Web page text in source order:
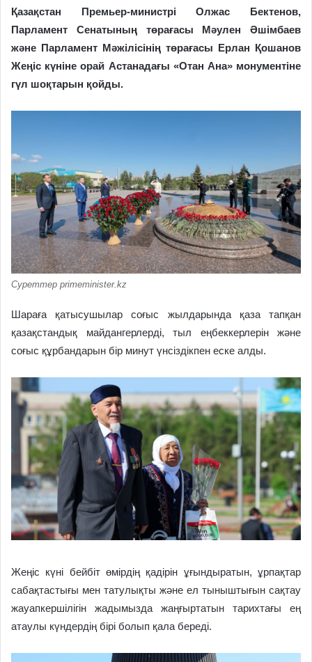
Қазақстан Премьер-министрі Олжас Бектенов,
Парламент Сенатының төрағасы Мәулен Әшімбаев
және Парламент Мәжілісінің төрағасы Ерлан Қошанов
Жеңіс күніне орай Астанадағы «Отан Ана» монументіне
гүл шоқтарын қойды.
Суреттер primeminister.kz
Шараға қатысушылар соғыс жылдарында қаза тапқан
қазақстандық майдангерлерді, тыл еңбеккерлерін және
соғыс құрбандарын бір минут үнсіздікпен еске алды.
Жеңіс күні бейбіт өмірдің қадірін ұғындыратын, ұрпақтар
сабақтастығы мен татулықты және ел тыныштығын сақтау
жауапкершілігін жадымызда жаңғыртатын тарихтағы ең
атаулы күндердің бірі болып қала береді.